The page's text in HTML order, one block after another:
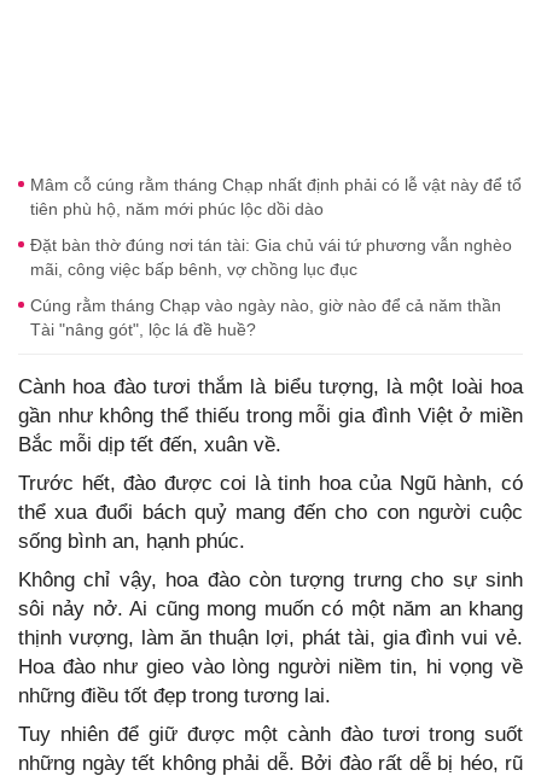
Mâm cỗ cúng rằm tháng Chạp nhất định phải có lễ vật này để tổ
tiên phù hộ, năm mới phúc lộc dồi dào
Đặt bàn thờ đúng nơi tán tài: Gia chủ vái tứ phương vẫn nghèo
mãi, công việc bấp bênh, vợ chồng lục đục
Cúng rằm tháng Chạp vào ngày nào, giờ nào để cả năm thần
Tài "nâng gót", lộc lá đề huề?
Cành hoa đào tươi thắm là biểu tượng, là một loài hoa
gần như không thể thiếu trong mỗi gia đình Việt ở miền
Bắc mỗi dịp tết đến, xuân về.
Trước hết, đào được coi là tinh hoa của Ngũ hành, có
thể xua đuổi bách quỷ mang đến cho con người cuộc
sống bình an, hạnh phúc.
Không chỉ vậy, hoa đào còn tượng trưng cho sự sinh
sôi nảy nở. Ai cũng mong muốn có một năm an khang
thịnh vượng, làm ăn thuận lợi, phát tài, gia đình vui vẻ.
Hoa đào như gieo vào lòng người niềm tin, hi vọng về
những điều tốt đẹp trong tương lai.
Tuy nhiên để giữ được một cành đào tươi trong suốt
những ngày tết không phải dễ. Bởi đào rất dễ bị héo, rũ